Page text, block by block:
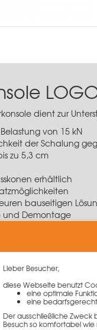
dient zur
von 15 kN
der Schalung
zu 5,3 cm
erhältlich
bauseitigen
und Demontage
verwendet wird,
Die perfekt auf
in fest
gesetzt und
kann das
Lieber Besucher,
diese Webseite benutzt
eine optimale
eine
Der ausschließliche
Besuch so komfortabel